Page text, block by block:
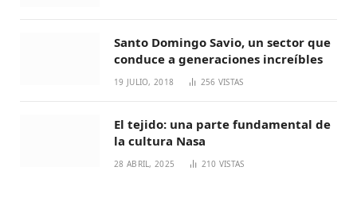
Santo Domingo Savio, un sector que
conduce a generaciones increíbles
19 JULIO, 2018 256 VISTAS
El tejido: una parte fundamental de
la cultura Nasa
28 ABRIL, 2025 210 VISTAS